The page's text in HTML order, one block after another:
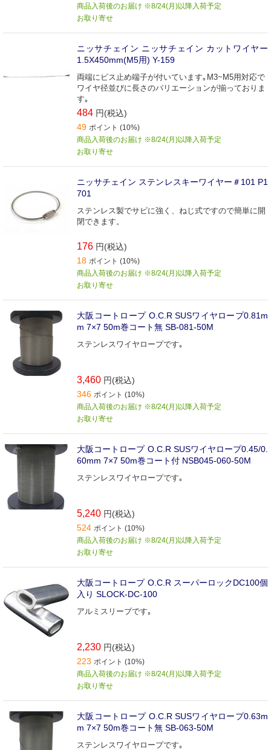
商品入荷後のお届け ※8/24(月)以降入荷予定
お取り寄せ
ニッサチェイン ニッサチェイン カットワイヤー
1.5X450mm(M5用) Y-159
両端にビス止め端子が付いています｡M3~M5用対応で
ワイヤ径並びに長さのバリエーションが揃っておりま
す｡
484 円(税込)
49 ポイント (10%)
商品入荷後のお届け ※8/24(月)以降入荷予定
お取り寄せ
ニッサチェイン ステンレスキーワイヤー＃101 P1
701
ステンレス製でサビに強く、ねじ式ですので簡単に開
閉できます。
176 円(税込)
18 ポイント (10%)
商品入荷後のお届け ※8/24(月)以降入荷予定
お取り寄せ
大阪コートロープ O.C.R SUSワイヤロープ0.81m
m 7×7 50m巻コート無 SB-081-50M
ステンレスワイヤロープです｡
3,460 円(税込)
346 ポイント (10%)
商品入荷後のお届け ※8/24(月)以降入荷予定
お取り寄せ
大阪コートロープ O.C.R SUSワイヤロープ0.45/0.
60mm 7×7 50m巻コート付 NSB045-060-50M
ステンレスワイヤロープです｡
5,240 円(税込)
524 ポイント (10%)
商品入荷後のお届け ※8/24(月)以降入荷予定
お取り寄せ
大阪コートロープ O.C.R スーパーロックDC100個
入り SLOCK-DC-100
アルミスリーブです｡
2,230 円(税込)
223 ポイント (10%)
商品入荷後のお届け ※8/24(月)以降入荷予定
お取り寄せ
大阪コートロープ O.C.R SUSワイヤロープ0.63m
m 7×7 50m巻コート無 SB-063-50M
ステンレスワイヤロープです｡